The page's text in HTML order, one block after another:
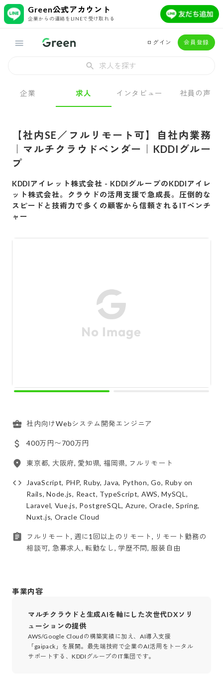
Green公式アカウント
企業からの連絡をLINEで受け取れる
ログイン 会員登録
求人を探す
企業 求人 インタビュー 社員の声
【社内SE／フルリモート可】自社内業務
｜マルチクラウドベンダー｜KDDIグルー
プ
KDDIアイレット株式会社 - KDDIグループのKDDIアイレ
ット株式会社。クラウドの活用支援で急成長。圧倒的な
スピードと技術力で多くの顧客から信頼されるITベンチ
ャー
社内向けWebシステム開発エンジニア
400万円〜700万円
東京都, 大阪府, 愛知県, 福岡県, フルリモート
JavaScript, PHP, Ruby, Java, Python, Go, Ruby on
Rails, Node.js, React, TypeScript, AWS, MySQL,
Laravel, Vue.js, PostgreSQL, Azure, Oracle, Spring,
Nuxt.js, Oracle Cloud
フルリモート, 週に1回以上のリモート, リモート勤務の
相談可, 急募求人, 転勤なし, 学歴不問, 服装自由
事業内容
マルチクラウドと生成AIを軸にした次世代DXソリ
ューションの提供
AWS/Google Cloudの構築実績に加え、AI導入支援
「gaipack」を展開。最先端技術で企業のAI活用をトータル
サポートする、KDDIグループのIT集団です。